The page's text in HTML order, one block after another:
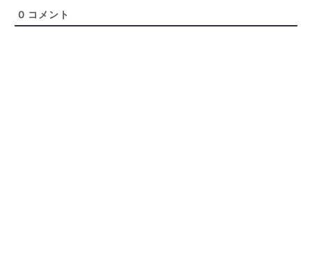
0 コメント